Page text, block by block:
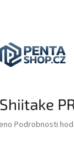
Podrobnosti